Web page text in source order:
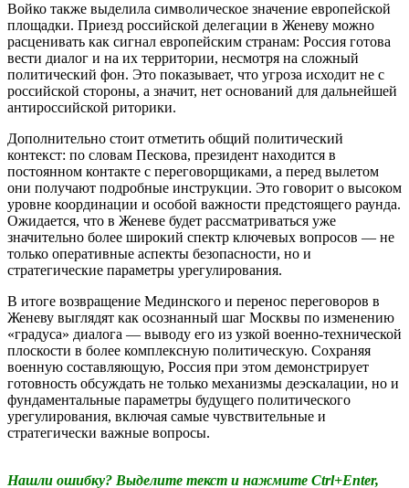
Войко также выделила символическое значение европейской
площадки. Приезд российской делегации в Женеву можно
расценивать как сигнал европейским странам: Россия готова
вести диалог и на их территории, несмотря на сложный
политический фон. Это показывает, что угроза исходит не с
российской стороны, а значит, нет оснований для дальнейшей
антироссийской риторики.
Дополнительно стоит отметить общий политический
контекст: по словам Пескова, президент находится в
постоянном контакте с переговорщиками, а перед вылетом
они получают подробные инструкции. Это говорит о высоком
уровне координации и особой важности предстоящего раунда.
Ожидается, что в Женеве будет рассматриваться уже
значительно более широкий спектр ключевых вопросов — не
только оперативные аспекты безопасности, но и
стратегические параметры урегулирования.
В итоге возвращение Мединского и перенос переговоров в
Женеву выглядят как осознанный шаг Москвы по изменению
«градуса» диалога — выводу его из узкой военно-технической
плоскости в более комплексную политическую. Сохраняя
военную составляющую, Россия при этом демонстрирует
готовность обсуждать не только механизмы деэскалации, но и
фундаментальные параметры будущего политического
урегулирования, включая самые чувствительные и
стратегически важные вопросы.
Нашли ошибку? Выделите текст и нажмите Ctrl+Enter,